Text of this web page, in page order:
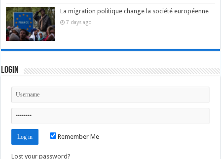
La migration politique change la société européenne
7 days ago
Login
Remember Me
Lost your password?